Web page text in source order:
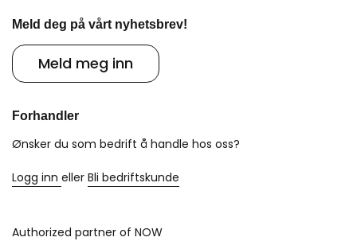
Meld deg på vårt nyhetsbrev!
Meld meg inn
Forhandler
Ønsker du som bedrift å handle hos oss?
Logg inn eller Bli bedriftskunde
Authorized partner of NOW